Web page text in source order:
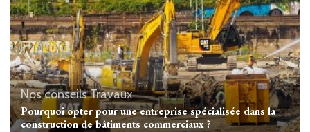
Nos conseils Travaux
Pourquoi opter pour une entreprise spécialisée dans la
construction de bâtiments commerciaux ?